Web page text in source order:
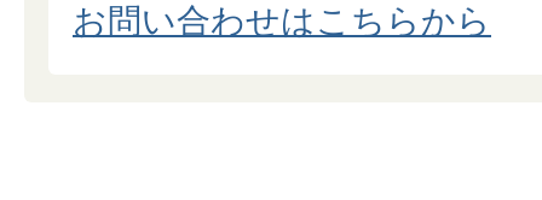
お問い合わせはこちらから